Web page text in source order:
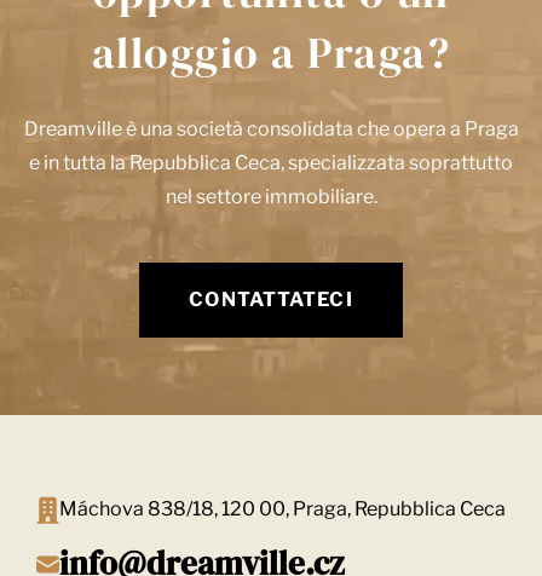
alloggio a Praga?
Dreamville è una società consolidata che opera a Praga
e in tutta la Repubblica Ceca, specializzata soprattutto
nel settore immobiliare.
CONTATTATECI
Máchova 838/18, 120 00, Praga, Repubblica Ceca
info@dreamville.cz